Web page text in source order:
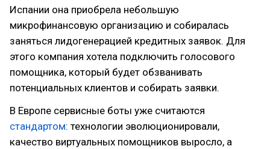
Испании она приобрела небольшую
микрофинансовую организацию и собиралась
заняться лидогенерацией кредитных заявок. Для
этого компания хотела подключить голосового
помощника, который будет обзванивать
потенциальных клиентов и собирать заявки.
В Европе сервисные боты уже считаются
стандартом: технологии эволюционировали,
качество виртуальных помощников выросло, а